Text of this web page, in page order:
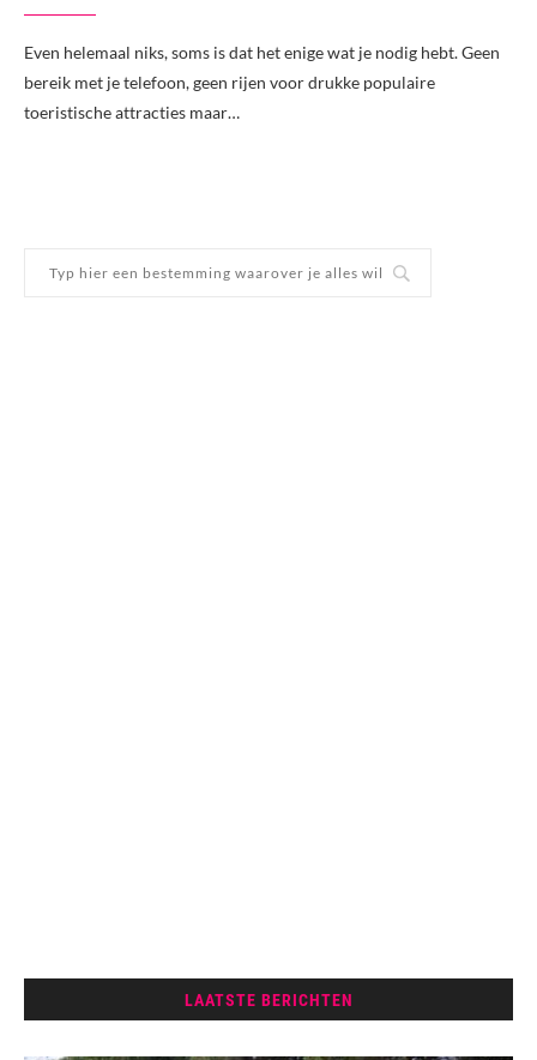
Even helemaal niks, soms is dat het enige wat je nodig hebt. Geen
bereik met je telefoon, geen rijen voor drukke populaire
toeristische attracties maar…
LAATSTE BERICHTEN